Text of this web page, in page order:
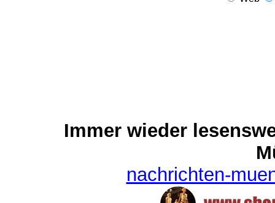
Immer wieder
nachrichten-